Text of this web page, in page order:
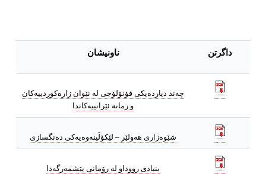
ناونیشان داگرتن
چه‌ند دیارده‌یكی فۆنۆلۆجی له‌ نێوان زاره‌كوردییه‌كان
و زمانه‌ ئێرانییه‌كاندا
شێوه‌زارى هه‌ولێر – لێكۆڵینه‌وه‌یه‌كى ده‌نگسازى
بنیادى رووداو له‌ رۆمانى پێشمه‌رگه‌دا